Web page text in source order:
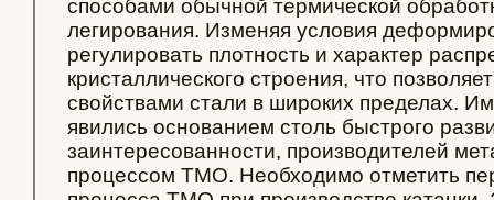
способами обычной термической
легирования. Изменяя условия
регулировать плотность и характер
кристаллического строения, что
свойствами стали в широких пределах.
явились основанием столь быстрого
заинтересованности, производителей
процессом ТМО. Необходимо отметить